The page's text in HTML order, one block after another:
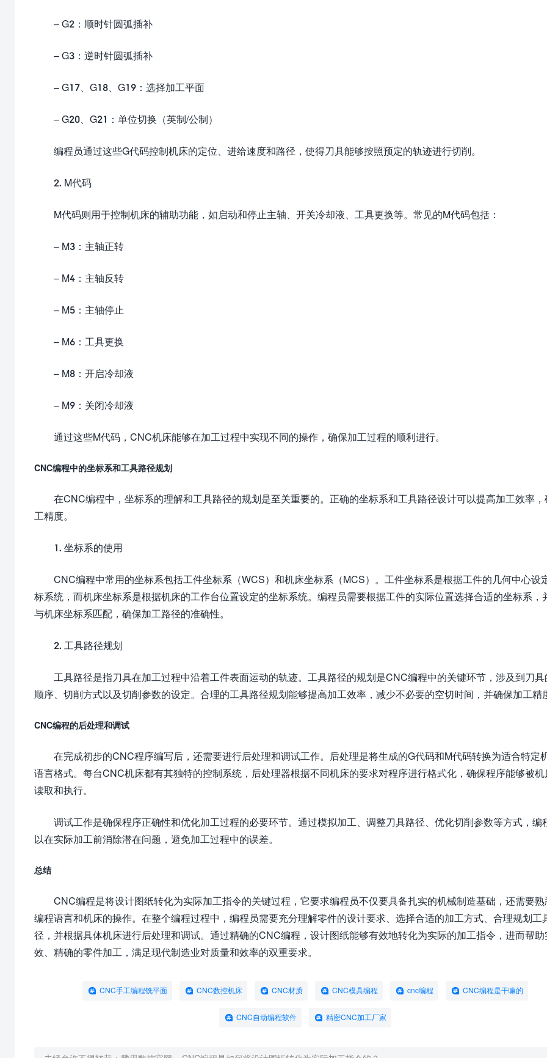
– G2：顺时针圆弧插补
– G3：逆时针圆弧插补
– G17、G18、G19：选择加工平面
– G20、G21：单位切换（英制/公制）
编程员通过这些G代码控制机床的定位、进给速度和路径，使得刀具能够按照预定的轨迹进行切削。
2. M代码
M代码则用于控制机床的辅助功能，如启动和停止主轴、开关冷却液、工具更换等。常见的M代码包括：
– M3：主轴正转
– M4：主轴反转
– M5：主轴停止
– M6：工具更换
– M8：开启冷却液
– M9：关闭冷却液
通过这些M代码，CNC机床能够在加工过程中实现不同的操作，确保加工过程的顺利进行。
CNC编程中的坐标系和工具路径规划
在CNC编程中，坐标系的理解和工具路径的规划是至关重要的。正确的坐标系和工具路径设计可以提高加工效率，
工精度。
1. 坐标系的使用
CNC编程中常用的坐标系包括工件坐标系（WCS）和机床坐标系（MCS）。工件坐标系是根据工件的几何中心设
标系统，而机床坐标系是根据机床的工作台位置设定的坐标系统。编程员需要根据工件的实际位置选择合适的坐标系，
与机床坐标系匹配，确保加工路径的准确性。
2. 工具路径规划
工具路径是指刀具在加工过程中沿着工件表面运动的轨迹。工具路径的规划是CNC编程中的关键环节，涉及到刀具
顺序、切削方式以及切削参数的设定。合理的工具路径规划能够提高加工效率，减少不必要的空切时间，并确保加工精
CNC编程的后处理和调试
在完成初步的CNC程序编写后，还需要进行后处理和调试工作。后处理是将生成的G代码和M代码转换为适合特定
语言格式。每台CNC机床都有其独特的控制系统，后处理器根据不同机床的要求对程序进行格式化，确保程序能够被机
读取和执行。
调试工作是确保程序正确性和优化加工过程的必要环节。通过模拟加工、调整刀具路径、优化切削参数等方式，编
以在实际加工前消除潜在问题，避免加工过程中的误差。
总结
CNC编程是将设计图纸转化为实际加工指令的关键过程，它要求编程员不仅要具备扎实的机械制造基础，还需要熟
编程语言和机床的操作。在整个编程过程中，编程员需要充分理解零件的设计要求、选择合适的加工方式、合理规划工
径，并根据具体机床进行后处理和调试。通过精确的CNC编程，设计图纸能够有效地转化为实际的加工指令，进而帮助
效、精确的零件加工，满足现代制造业对质量和效率的双重要求。
CNC手工编程铣平面 CNC数控机床 CNC材质 CNC模具编程 cnc编程 CNC编程是干嘛的
CNC自动编程软件 精密CNC加工厂家